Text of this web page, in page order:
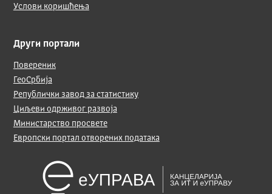
Услови коришћења
Други портали
Повереник
ГеоСрбија
Републички завод за статистику
Циљеви одрживог развоја
Министарство просвете
Европски портал отворених података